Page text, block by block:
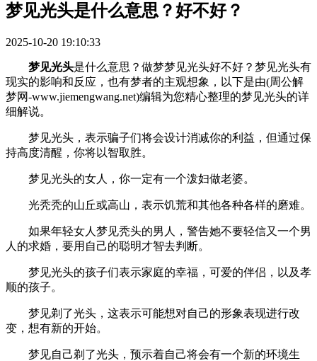
梦见光头是什么意思？好不好？
2025-10-20 19:10:33
梦见光头是什么意思？做梦梦见光头好不好？梦见光头有
现实的影响和反应，也有梦者的主观想象，以下是由(周公解
梦网-www.jiemengwang.net)编辑为您精心整理的梦见光头的详
细解说。
梦见光头，表示骗子们将会设计消减你的利益，但通过保
持高度清醒，你将以智取胜。
梦见光头的女人，你一定有一个泼妇做老婆。
光秃秃的山丘或高山，表示饥荒和其他各种各样的磨难。
如果年轻女人梦见秃头的男人，警告她不要轻信又一个男
人的求婚，要用自己的聪明才智去判断。
梦见光头的孩子们表示家庭的幸福，可爱的伴侣，以及孝
顺的孩子。
梦见剃了光头，这表示可能想对自己的形象表现进行改
变，想有新的开始。
梦见自己剃了光头，预示着自己将会有一个新的环境生